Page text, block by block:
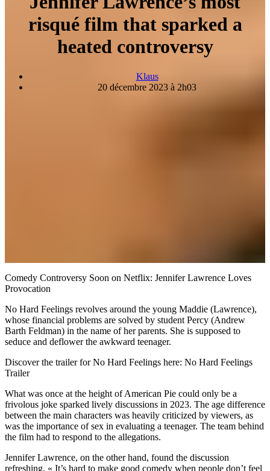
risqué film that sparked a
heated controversy
Klaus
20 décembre 2023 à 2h03
Comedy Controversy Soon on Netflix: Jennifer Lawrence Loves
Provocation
No Hard Feelings revolves around the young Maddie (Lawrence),
whose financial problems are solved by student Percy (Andrew
Barth Feldman) in the name of her parents. She is supposed to
seduce and deflower the awkward teenager.
Discover the trailer for No Hard Feelings here: No Hard Feelings
Trailer
What was once at the height of American Pie could only be a
frivolous joke sparked lively discussions in 2023. The age difference
between the main characters was heavily criticized by viewers, as
was the importance of sex in evaluating a teenager. The team behind
the film had to respond to the allegations.
Jennifer Lawrence, on the other hand, found the discussion
refreshing. « It’s hard to make good comedy when people don’t feel